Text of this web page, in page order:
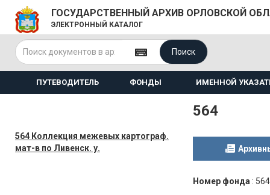
ГОСУДАРСТВЕННЫЙ АРХИВ ОРЛОВСКОЙ
ЭЛЕКТРОННЫЙ КАТАЛОГ
Поиск
ПУТЕВОДИТЕЛЬ ФОНДЫ ИМЕННОЙ
564 Коллекция межевых картограф.
мат-в по Ливенск. у.
564
Номер фонда : 564